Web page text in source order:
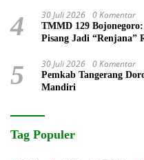
4 30 Juli 2026 0 Komentar
TMMD 129
Pisang Jadi “Renjana”
5 30 Juli 2026 0 Komentar
Pemkab Tangerang
Mandiri
Tag Populer